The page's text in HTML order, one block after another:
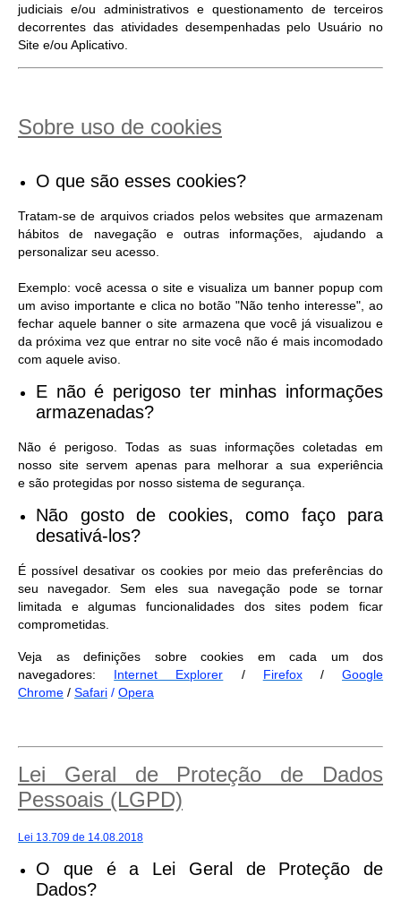
judiciais e/ou administrativos e questionamento de terceiros
decorrentes das atividades desempenhadas pelo Usuário no
Site e/ou Aplicativo.
Sobre uso de cookies
O que são esses cookies?
Tratam-se de arquivos criados pelos websites que armazenam
hábitos de navegação e outras informações, ajudando a
personalizar seu acesso.
Exemplo: você acessa o site e visualiza um banner popup com
um aviso importante e clica no botão "Não tenho interesse", ao
fechar aquele banner o site armazena que você já visualizou e
da próxima vez que entrar no site você não é mais incomodado
com aquele aviso.
E não é perigoso ter minhas informações
armazenadas?
Não é perigoso. Todas as suas informações coletadas em
nosso site servem apenas para melhorar a sua experiência
e são protegidas por nosso sistema de segurança.
Não gosto de cookies, como faço para
desativá-los?
É possível desativar os cookies por meio das preferências do
seu navegador. Sem eles sua navegação pode se tornar
limitada e algumas funcionalidades dos sites podem ficar
comprometidas.
Veja as definições sobre cookies em cada um dos
navegadores: Internet Explorer / Firefox/Google
Chrome / Safari / Opera
Lei Geral de Proteção de Dados
Pessoais (LGPD)
Lei 13.709 de 14.08.2018
O que é a Lei Geral de Proteção de
Dados?